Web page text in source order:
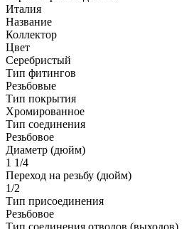
Италия
Название
Коллектор
Цвет
Серебристый
Тип фитингов
Резьбовые
Тип покрытия
Хромированное
Тип соединения
Резьбовое
Диаметр (дюйм)
1 1/4
Переход на резьбу (дюйм)
1/2
Тип присоединения
Резьбовое
Тип соединения отводов (выходов)